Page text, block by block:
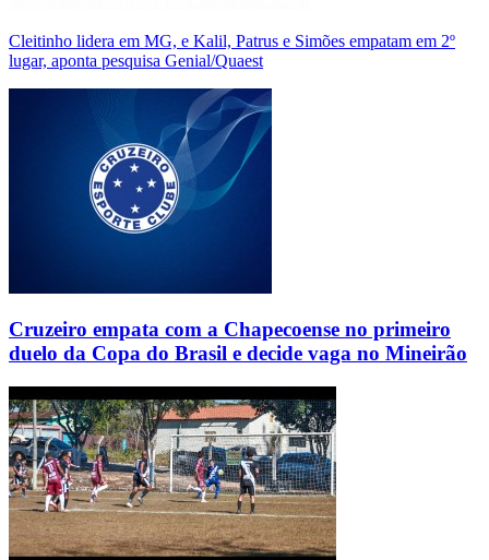
Cleitinho lidera em MG, e Kalil, Patrus e Simões empatam em 2º
lugar, aponta pesquisa Genial/Quaest
Cruzeiro empata com a Chapecoense no primeiro
duelo da Copa do Brasil e decide vaga no Mineirão